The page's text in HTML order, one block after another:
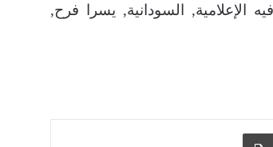
السودانية, يسرا فرح,